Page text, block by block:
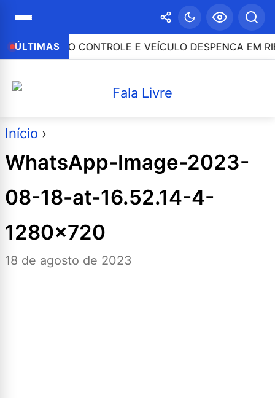
ÚLTIMASE VEÍCULO DESPENCA EM RIBANCEIRA COM
Início ›
WhatsApp-Image-2023-
08-18-at-16.52.14-4-
1280×720
18 de agosto de 2023